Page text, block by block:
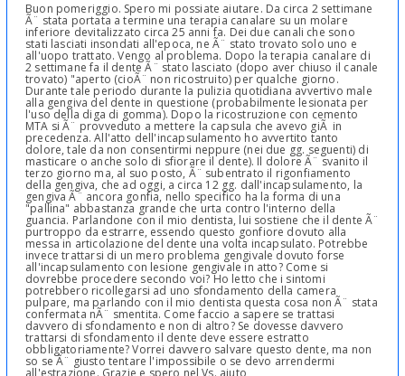
Buon pomeriggio. Spero mi possiate aiutare. Da circa 2 settimane
Ã¨ stata portata a termine una terapia canalare su un molare
inferiore devitalizzato circa 25 anni fa. Dei due canali che sono
stati lasciati insondati all'epoca, ne Ã¨ stato trovato solo uno e
all'uopo trattato. Vengo al problema. Dopo la terapia canalare di
2 settimane fa il dente Ã¨ stato lasciato (dopo aver chiuso il canale
trovato) "aperto (cioÃ¨ non ricostruito) per qualche giorno.
Durante tale periodo durante la pulizia quotidiana avvertivo male
alla gengiva del dente in questione (probabilmente lesionata per
l'uso della diga di gomma). Dopo la ricostruzione con cemento
MTA si Ã¨ provveduto a mettere la capsula che avevo giÃ in
precedenza. All'atto dell'incapsulamento ho avvertito tanto
dolore, tale da non consentirmi neppure (nei due gg. seguenti) di
masticare o anche solo di sfiorare il dente). Il dolore Ã¨ svanito il
terzo giorno ma, al suo posto, Ã¨ subentrato il rigonfiamento
della gengiva, che ad oggi, a circa 12 gg. dall'incapsulamento, la
gengiva Ã¨ ancora gonfia, nello specifico ha la forma di una
"pallina" abbastanza grande che urta contro l'interno della
guancia. Parlandone con il mio dentista, lui sostiene che il dente Ã¨
purtroppo da estrarre, essendo questo gonfiore dovuto alla
messa in articolazione del dente una volta incapsulato. Potrebbe
invece trattarsi di un mero problema gengivale dovuto forse
all'incapsulamento con lesione gengivale in atto? Come si
dovrebbe procedere secondo voi? Ho letto che i sintomi
potrebbero ricollegarsi ad uno sfondamento della camera
pulpare, ma parlando con il mio dentista questa cosa non Ã¨ stata
confermata nÃ¨ smentita. Come faccio a sapere se trattasi
davvero di sfondamento e non di altro? Se dovesse davvero
trattarsi di sfondamento il dente deve essere estratto
obbligatoriamente? Vorrei davvero salvare questo dente, ma non
so se Ã¨ giusto tentare l'impossibile o se devo arrendermi
all'estrazione. Grazie e spero nel Vs. aiuto